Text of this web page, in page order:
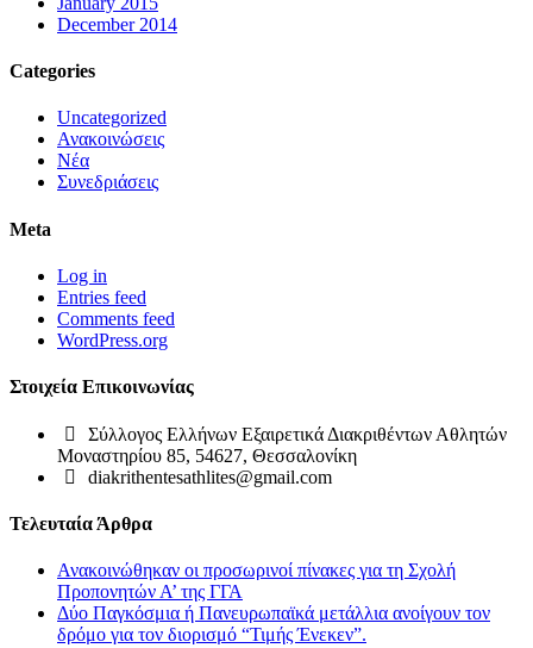
December 2014
Categories
Uncategorized
Ανακοινώσεις
Νέα
Συνεδριάσεις
Meta
Log in
Entries feed
Comments feed
WordPress.org
Στοιχεία Επικοινωνίας
Σύλλογος Ελλήνων Εξαιρετικά Διακριθέντων Αθλητών
Μοναστηρίου 85, 54627, Θεσσαλονίκη
diakrithentesathlites@gmail.com
Τελευταία Άρθρα
Ανακοινώθηκαν οι προσωρινοί πίνακες για τη Σχολή
Προπονητών Α’ της ΓΓΑ
Δύο Παγκόσμια ή Πανευρωπαϊκά μετάλλια ανοίγουν τον
δρόμο για τον διορισμό “Τιμής Ένεκεν”.